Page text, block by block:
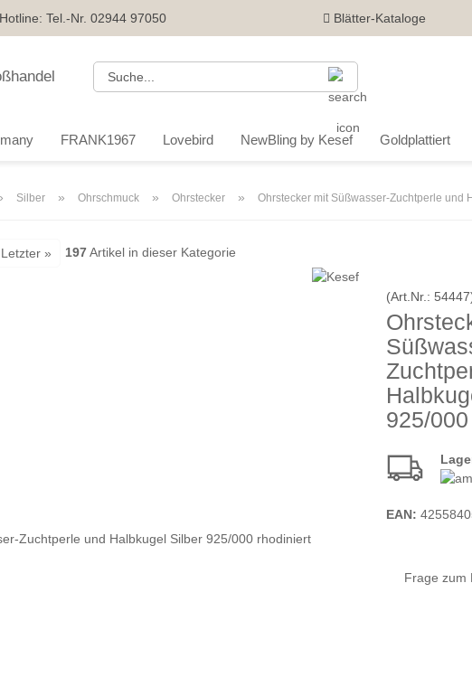
Hotline: Tel.-Nr. 02944 97050 Blätter-Kataloge
FRANK1967 Lovebird NewBling by Kesef Goldplattiert
Silber » Ohrschmuck » Ohrstecker » Ohrstecker mit Süßwasser-Zuchtperle und
Letzter » 197Artikel in dieser Kategorie
(Art.Nr.: 54447
925/
EAN:
Frage zum